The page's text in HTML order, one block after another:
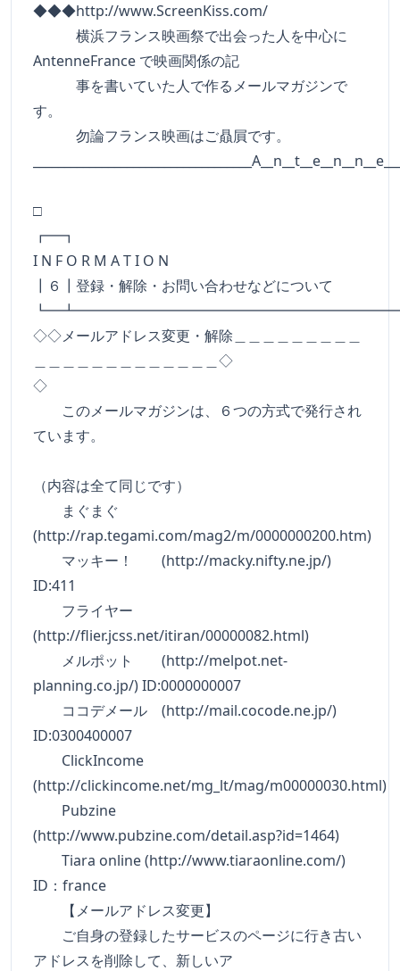
◆◆◆http://www.ScreenKiss.com/
横浜フランス映画祭で出会った人を中心に
AntenneFrance で映画関係の記
事を書いていた人で作るメールマガジンで
す。
勿論フランス映画はご贔屓です。
□
I N F O R M A T I O N
┃６┃登録・解除・お問い合わせなどについて
◇◇メールアドレス変更・解除＿＿＿＿＿＿＿＿＿
＿＿＿＿＿＿＿＿＿＿＿＿＿◇
◇
このメールマガジンは、６つの方式で発行され
ています。
（内容は全て同じです）
まぐまぐ
(http://rap.tegami.com/mag2/m/0000000200.htm)
マッキー！ (http://macky.nifty.ne.jp/)
ID:411
フライヤー
(http://flier.jcss.net/itiran/00000082.html)
メルポット (http://melpot.net-
planning.co.jp/) ID:0000000007
ココデメール (http://mail.cocode.ne.jp/)
ID:0300400007
ClickIncome
(http://clickincome.net/mg_lt/mag/m00000030.html)
Pubzine
(http://www.pubzine.com/detail.asp?id=1464)
Tiara online (http://www.tiaraonline.com/)
ID：france
【メールアドレス変更】
ご自身の登録したサービスのページに行き古い
アドレスを削除して、新しいア